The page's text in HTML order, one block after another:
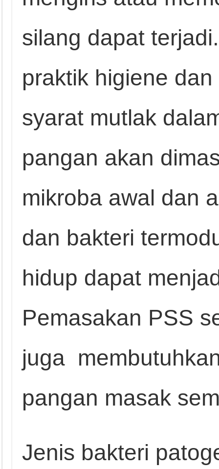
silang dapat
praktik higiene
syarat mutlak
pangan akan
mikroba awal dan
dan bakteri
hidup dapat
Pemasakan PSS
juga
pangan masak
Jenis bakteri